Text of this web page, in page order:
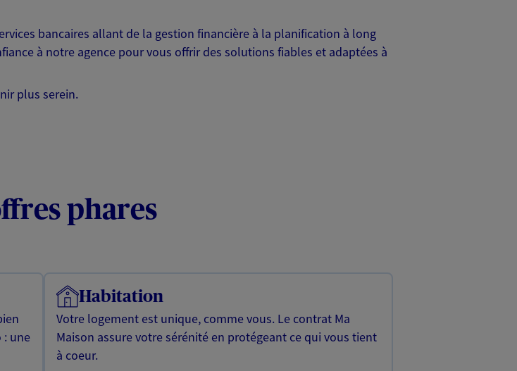
bancaires allant de la gestion financière à la planification à long
à notre agence pour vous offrir des solutions fiables et adaptées à
plus serein.
phares
: une
Habitation
Votre logement est unique, comme vous. Le contrat Ma
Maison assure votre sérénité en protégeant ce qui vous tient
à coeur.